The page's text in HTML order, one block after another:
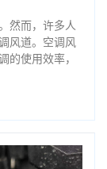
然而，许多人
风道。空调风
使用效率，